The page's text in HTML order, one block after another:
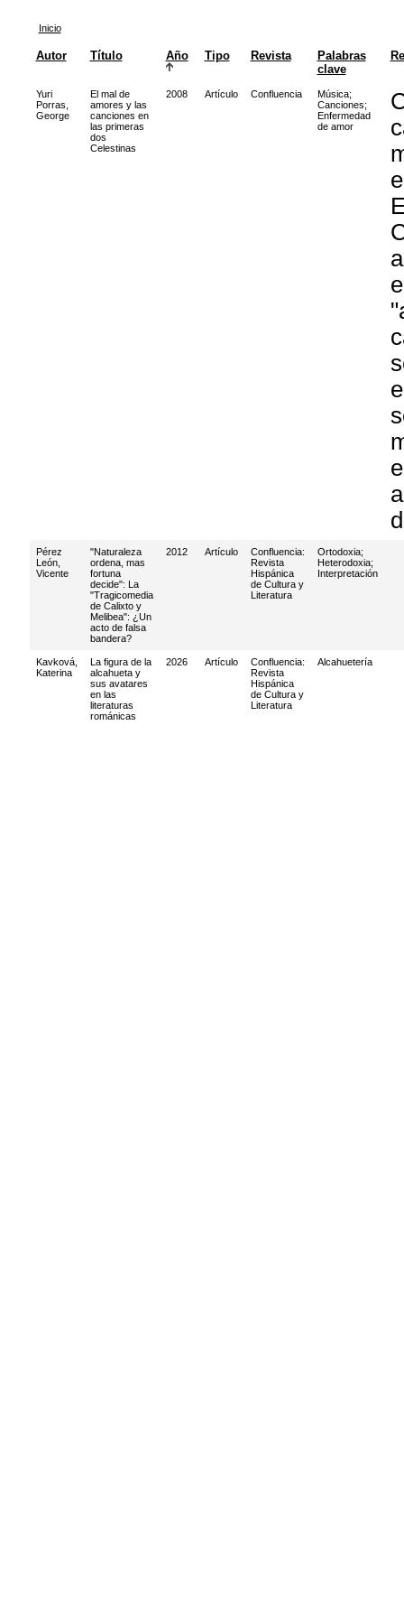
Inicio
Autor Título Año Tipo Revista
Palabras
clave
Yuri
Porras,
George
El mal de
amores y las
canciones en
las primeras
dos
Celestinas
2008 Artículo Confluencia Música;
Canciones;
Enfermedad
de amor
Pérez
León,
Vicente
"Naturaleza
ordena, mas
fortuna
decide": La
"Tragicomedia
de Calixto y
Melibea": ¿Un
acto de falsa
bandera?
2012 Artículo
Confluencia:
Revista
Hispánica
de Cultura y
Literatura
Ortodoxia;
Heterodoxia;
Interpretación
Kavková,
Katerina
La figura de la
alcahueta y
sus avatares
en las
literaturas
románicas
2026 Artículo
Confluencia:
Revista
Hispánica
de Cultura y
Literatura
Alcahuetería